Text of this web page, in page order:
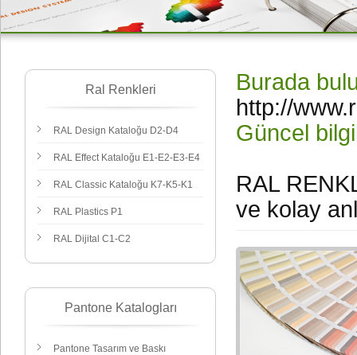
Ral Renkleri
RAL Design Kataloğu D2-D4
RAL Effect Kataloğu E1-E2-E3-E4
RAL Classic Kataloğu K7-K5-K1
RAL Plastics P1
RAL Dijital C1-C2
Pantone Katalogları
Pantone Tasarım ve Baskı
Burada
http://
Güncel
RAL
ve kolay